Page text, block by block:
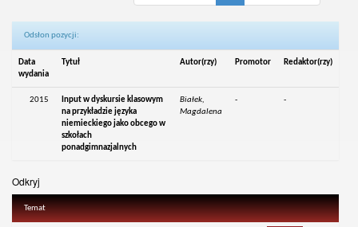
Odsłon pozycji:
Data
wydania
Tytuł Autor(rzy) Promotor Redaktor(rzy)
2015
Input w dyskursie klasowym
na przykładzie języka
niemieckiego jako obcego w
szkołach
ponadgimnazjalnych
Białek,
Magdalena
- -
Odkryj
Temat